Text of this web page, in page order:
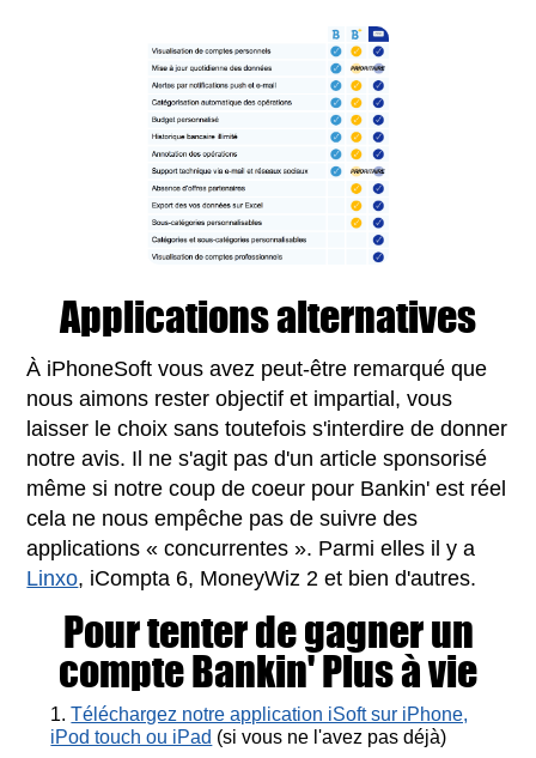
Applications alternatives
À iPhoneSoft vous avez peut-être remarqué que
nous aimons rester objectif et impartial, vous
laisser le choix sans toutefois s'interdire de donner
notre avis. Il ne s'agit pas d'un article sponsorisé
même si notre coup de coeur pour Bankin' est réel
cela ne nous empêche pas de suivre des
applications « concurrentes ». Parmi elles il y a
Linxo, iCompta 6, MoneyWiz 2 et bien d'autres.
Pour tenter de gagner un
compte Bankin' Plus à vie
Téléchargez notre application iSoft sur iPhone,
iPod touch ou iPad (si vous ne l'avez pas déjà)